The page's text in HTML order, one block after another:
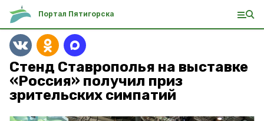
Портал Пятигорска
Стенд Ставрополья на выставке
«Россия» получил приз
зрительских симпатий